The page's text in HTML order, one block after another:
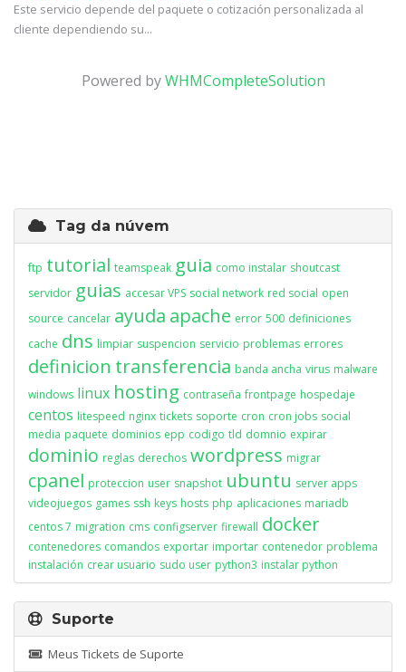
Este servicio depende del paquete o cotización personalizada al
cliente dependiendo su...
Powered byWHMCompleteSolution
Tag da núvem
ftp tutorial teamspeak guia como instalar shoutcast
servidor guias accesar VPS social network red social open
source cancelar ayuda apache error 500 definiciones
cache dns limpiar suspencion servicio problemas errores
definicion transferencia banda ancha virus malware
windows linux hosting contraseña frontpage hospedaje
centos litespeed nginx tickets soporte cron cron jobs social
media paquete dominios epp codigo tld domnio expirar
dominio reglas derechos wordpress migrar
cpanel proteccion user snapshot ubuntu server apps
videojuegos games ssh keys hosts php aplicaciones mariadb
centos 7 migration cms configserver firewall docker
contenedores comandos exportar importar contenedor problema
instalación crear usuario sudo user python3 instalar python
Suporte
Meus Tickets de Suporte